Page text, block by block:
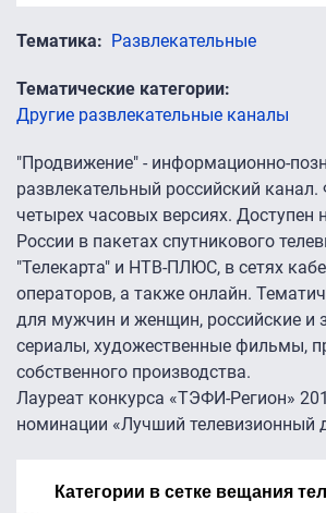
Тематика Развлекательные
Тематические категории
Другие развлекательные каналы
"Продвижение" - информационно-
развлекательный российский
четырех часовых версиях. Доступен
России в пакетах спутникового
"Телекарта" и НТВ-ПЛЮС, в сетях
операторов, а также онлайн.
для мужчин и женщин, российские и
сериалы, художественные фильмы,
собственного производства.
Лауреат конкурса «ТЭФИ-Регион»
номинации «Лучший телевизионный
Категории в сетке вещания